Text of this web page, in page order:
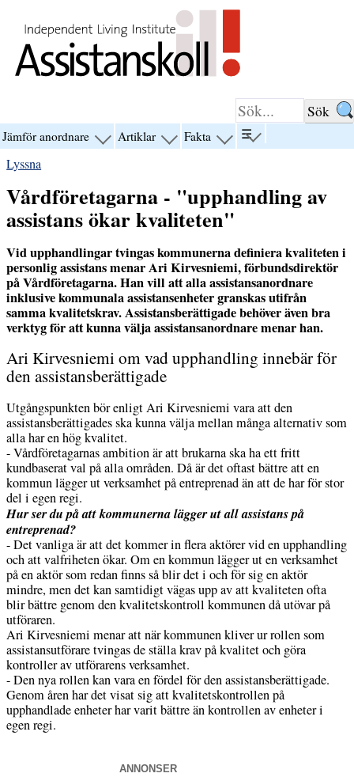
Jämför anordnare visa Artiklar visa Fakta visa
☰visa
menyn
Lyssna
Vårdföretagarna - "upphandling av
assistans ökar kvaliteten"
Vid upphandlingar tvingas kommunerna definiera kvaliteten i
personlig assistans menar Ari Kirvesniemi, förbundsdirektör
på Vårdföretagarna. Han vill att alla assistansanordnare
inklusive kommunala assistansenheter granskas utifrån
samma kvalitetskrav. Assistansberättigade behöver även bra
verktyg för att kunna välja assistansanordnare menar han.
Ari Kirvesniemi om vad upphandling innebär för
den assistansberättigade
Utgångspunkten bör enligt Ari Kirvesniemi vara att den
assistansberättigades ska kunna välja mellan många alternativ som
alla har en hög kvalitet.
- Vårdföretagarnas ambition är att brukarna ska ha ett fritt
kundbaserat val på alla områden. Då är det oftast bättre att en
kommun lägger ut verksamhet på entreprenad än att de har för stor
del i egen regi.
Hur ser du på att kommunerna lägger ut all assistans på
entreprenad?
- Det vanliga är att det kommer in flera aktörer vid en upphandling
och att valfriheten ökar. Om en kommun lägger ut en verksamhet
på en aktör som redan finns så blir det i och för sig en aktör
mindre, men det kan samtidigt vägas upp av att kvaliteten ofta
blir bättre genom den kvalitetskontroll kommunen då utövar på
utföraren.
Ari Kirvesniemi menar att när kommunen kliver ur rollen som
assistansutförare tvingas de ställa krav på kvalitet och göra
kontroller av utförarens verksamhet.
- Den nya rollen kan vara en fördel för den assistansberättigade.
Genom åren har det visat sig att kvalitetskontrollen på
upphandlade enheter har varit bättre än kontrollen av enheter i
egen regi.
ANNONSER